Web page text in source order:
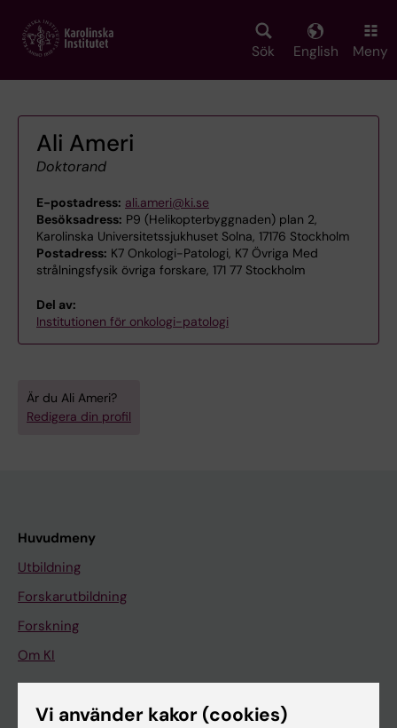
main
Sök English Meny
Ali Ameri
Doktorand
E-postadress: ali.ameri@ki.se
Besöksadress: P9 (Helikopterbyggnaden) plan 2,
Karolinska Universitetssjukhuset Solna, 17176 Stockholm
Postadress: K7 Onkologi-Patologi, K7 Övriga Med
strålningsfysik övriga forskare, 171 77 Stockholm
Del av:
Institutionen för onkologi-patologi
Är du Ali Ameri?
Redigera din profil
Huvudmeny
Utbildning
Forskarutbildning
Forskning
Om KI
På gång
Vi använder kakor (cookies)